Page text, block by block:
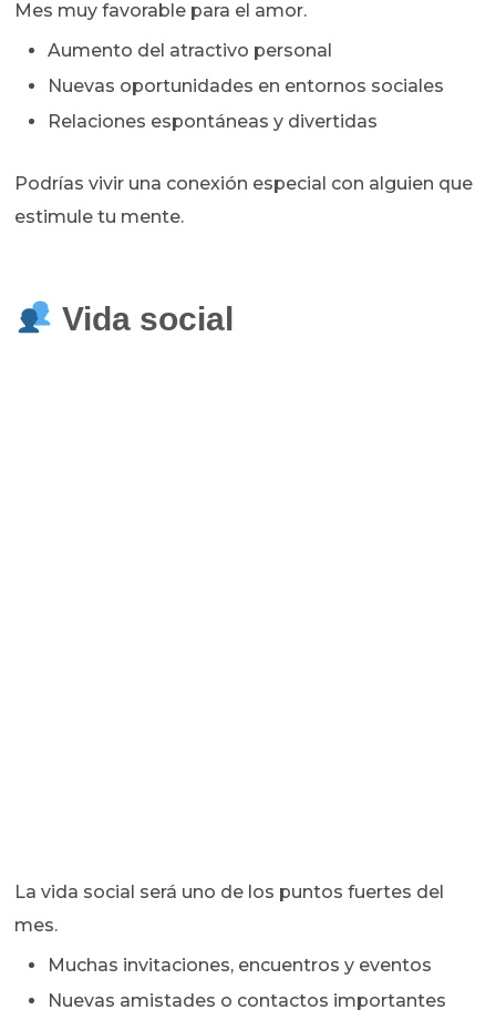
Mes muy favorable para el amor.
Aumento del atractivo personal
Nuevas oportunidades en entornos sociales
Relaciones espontáneas y divertidas
Podrías vivir una conexión especial con alguien que
estimule tu mente.
Vida social
La vida social será uno de los puntos fuertes del
mes.
Muchas invitaciones, encuentros y eventos
Nuevas amistades o contactos importantes